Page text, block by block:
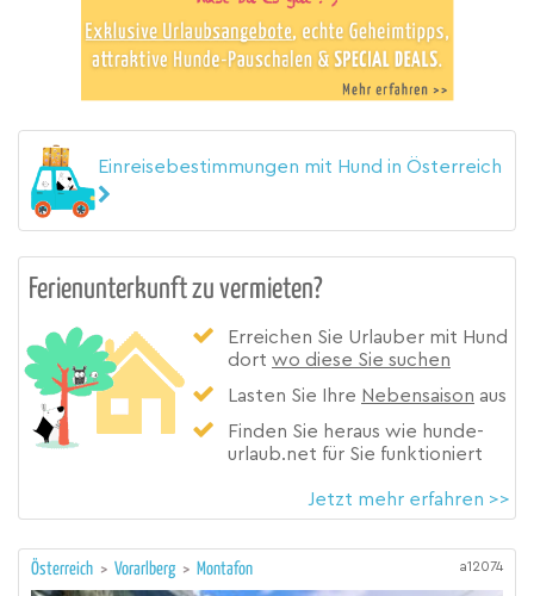
Einreisebestimmungen mit Hund in Österreich
Ferienunterkunft zu vermieten?
Erreichen Sie Urlauber mit Hund
dort wo diese Sie suchen
Lasten Sie Ihre Nebensaison aus
Finden Sie heraus wie hunde-
urlaub.net für Sie funktioniert
Jetzt mehr erfahren >>
Österreich > Vorarlberg > Montafon a12074